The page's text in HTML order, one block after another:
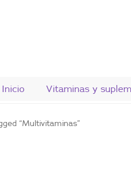
Inicio Vitaminas y
“Multivitaminas”